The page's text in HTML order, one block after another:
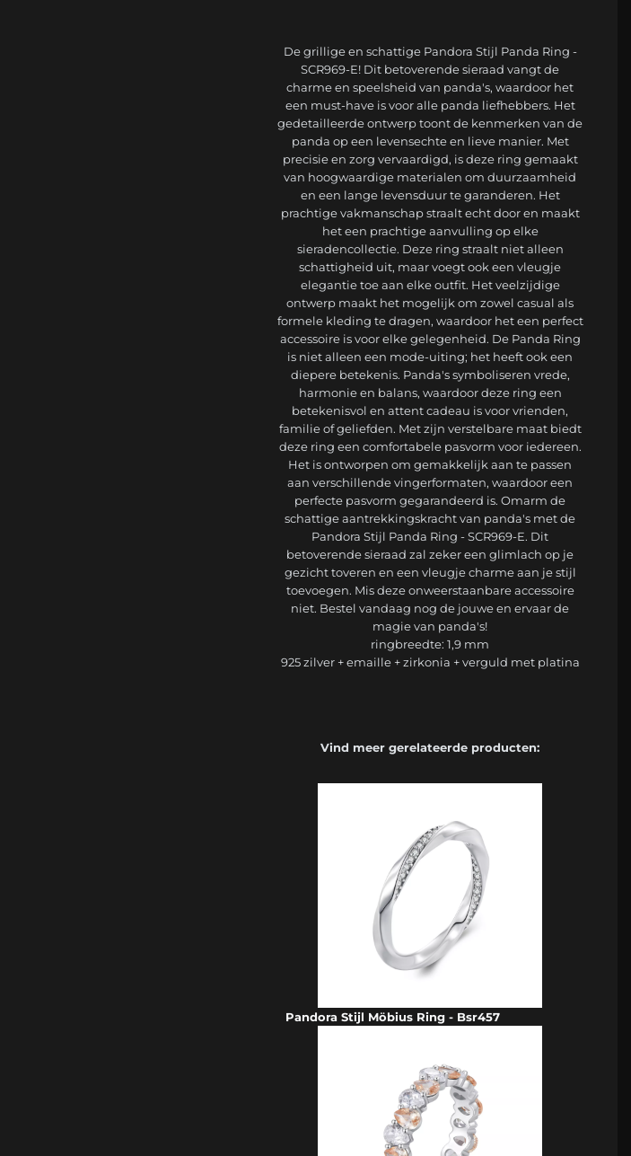
De grillige en schattige Pandora Stijl Panda Ring -
SCR969-E! Dit betoverende sieraad vangt de
charme en speelsheid van panda's, waardoor het
een must-have is voor alle panda liefhebbers. Het
gedetailleerde ontwerp toont de kenmerken van de
panda op een levensechte en lieve manier. Met
precisie en zorg vervaardigd, is deze ring gemaakt
van hoogwaardige materialen om duurzaamheid
en een lange levensduur te garanderen. Het
prachtige vakmanschap straalt echt door en maakt
het een prachtige aanvulling op elke
sieradencollectie. Deze ring straalt niet alleen
schattigheid uit, maar voegt ook een vleugje
elegantie toe aan elke outfit. Het veelzijdige
ontwerp maakt het mogelijk om zowel casual als
formele kleding te dragen, waardoor het een perfect
accessoire is voor elke gelegenheid. De Panda Ring
is niet alleen een mode-uiting; het heeft ook een
diepere betekenis. Panda's symboliseren vrede,
harmonie en balans, waardoor deze ring een
betekenisvol en attent cadeau is voor vrienden,
familie of geliefden. Met zijn verstelbare maat biedt
deze ring een comfortabele pasvorm voor iedereen.
Het is ontworpen om gemakkelijk aan te passen
aan verschillende vingerformaten, waardoor een
perfecte pasvorm gegarandeerd is. Omarm de
schattige aantrekkingskracht van panda's met de
Pandora Stijl Panda Ring - SCR969-E. Dit
betoverende sieraad zal zeker een glimlach op je
gezicht toveren en een vleugje charme aan je stijl
toevoegen. Mis deze onweerstaanbare accessoire
niet. Bestel vandaag nog de jouwe en ervaar de
magie van panda's!
ringbreedte: 1,9 mm
925 zilver + emaille + zirkonia + verguld met platina
Vind meer gerelateerde producten:
Pandora Stijl Möbius Ring - Bsr457